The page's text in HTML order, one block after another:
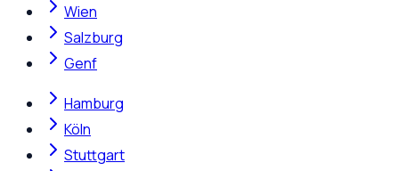
Wien
Salzburg
Genf
Hamburg
Köln
Stuttgart